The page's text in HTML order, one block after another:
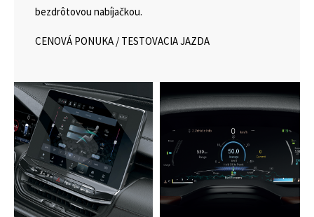
bezdrôtovou nabíjačkou.
CENOVÁ PONUKA / TESTOVACIA JAZDA